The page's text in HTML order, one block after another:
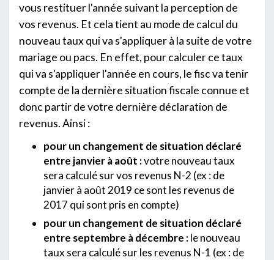
vous restituer l'année suivant la perception de
vos revenus. Et cela tient au mode de calcul du
nouveau taux qui va s'appliquer à la suite de votre
mariage ou pacs. En effet, pour calculer ce taux
qui va s'appliquer l'année en cours, le fisc va tenir
compte de la dernière situation fiscale connue et
donc partir de votre dernière déclaration de
revenus. Ainsi :
pour un changement de situation déclaré
entre janvier à août :votre nouveau taux
sera calculé sur vos revenus N-2 (ex : de
janvier à août 2019 ce sont les revenus de
2017 qui sont pris en compte)
pour un changement de situation déclaré
entre septembre à décembre :le nouveau
taux sera calculé sur les revenus N-1 (ex : de